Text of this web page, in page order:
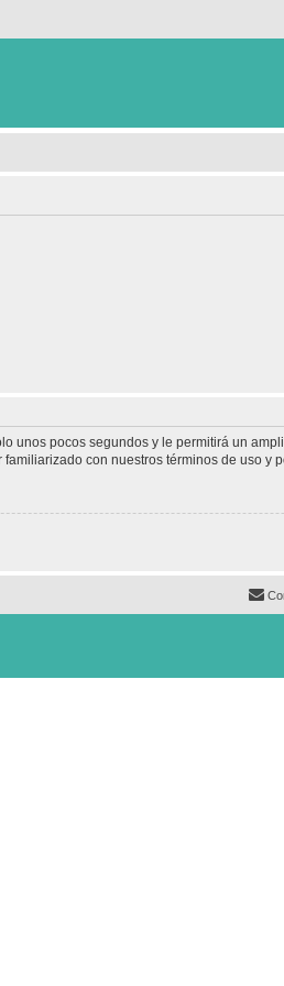
unos pocos segundos y le permitirá un
con nuestros términos de uso